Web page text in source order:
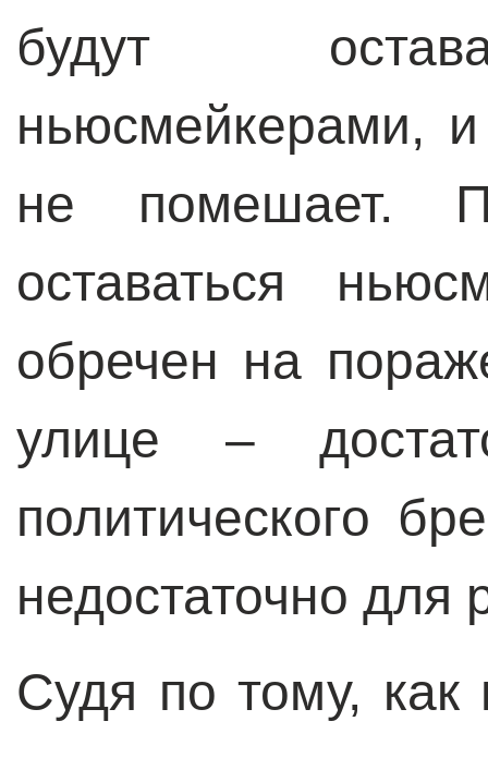
будут
ньюсмейкерами,
не помешает.
оставаться
обречен на
улице –
политического
недостаточно для
Судя по тому, как